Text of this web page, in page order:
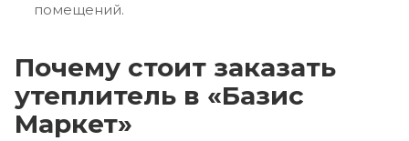
помещений.
Почему стоит заказать
утеплитель в «Базис
Маркет»